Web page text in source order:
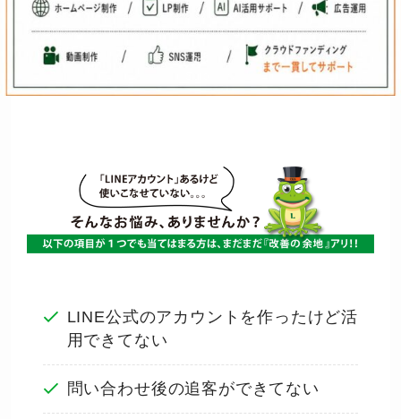
LINE公式のアカウントを作ったけど活
用できてない
問い合わせ後の追客ができてない